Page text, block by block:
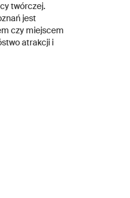
twórczej.
jest
czy miejscem
atrakcji i